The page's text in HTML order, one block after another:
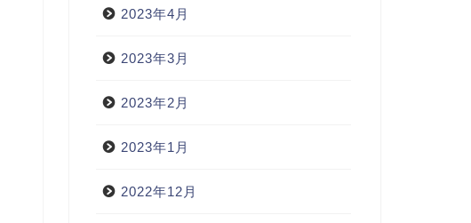
2023年4月
2023年3月
2023年2月
2023年1月
2022年12月